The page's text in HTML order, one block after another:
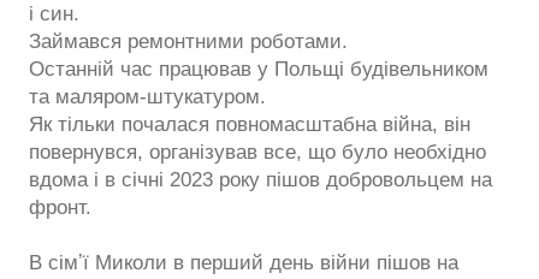
і син.
Займався ремонтними роботами.
Останній час працював у Польщі будівельником
та маляром-штукатуром.
Як тільки почалася повномасштабна війна, він
повернувся, організував все, що було необхідно
вдома і в січні 2023 року пішов добровольцем на
фронт.
В сімʼї Миколи в перший день війни пішов на